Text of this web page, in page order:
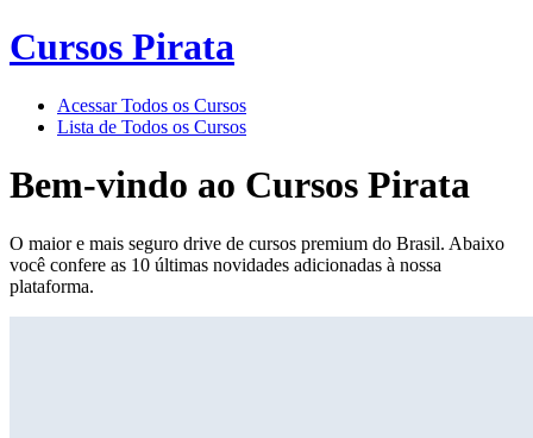
Cursos Pirata
Acessar Todos os Cursos
Lista de Todos os Cursos
Bem-vindo ao Cursos Pirata
O maior e mais seguro drive de cursos premium do Brasil. Abaixo
você confere as 10 últimas novidades adicionadas à nossa
plataforma.